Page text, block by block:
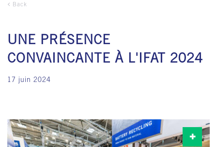
Back
UNE PRÉSENCE
CONVAINCANTE À L'IFAT 2024
17 juin 2024